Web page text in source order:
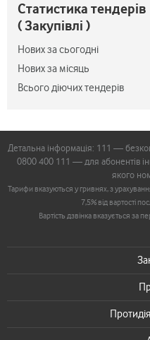
Статистика тендерів
( Закупівлі )
Нових за сьогодні
Нових за місяць
Всього діючих тендерів
Детальна інформація: 111 —
0800 400 111 — для абонентів
якого
Тарифи вказуються у гривнях, з
7,5% від вартості
Вартість дзвінка вказується